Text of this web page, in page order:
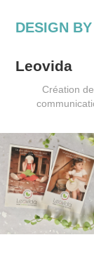
DESIGN
Leovida
Création